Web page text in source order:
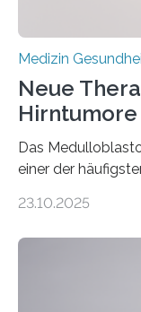
Medizin
Neue
Das
einer der
Betroffenen
Dringend
nur
23.10.2025